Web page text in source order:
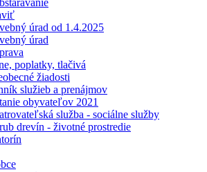
úrad od 1.4.2025
úrad
poplatky, tlačivá
žiadosti
služieb a prenájmov
obyvateľov 2021
služba - sociálne služby
drevín - životné prostredie